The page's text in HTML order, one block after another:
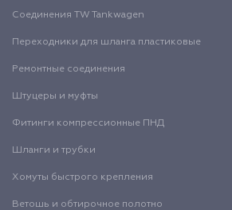
Соединения TW Tankwagen
Переходники для шланга пластиковые
Ремонтные соединения
Штуцеры и муфты
Фитинги компрессионные ПНД
Шланги и трубки
Хомуты быстрого крепления
Ветошь и обтирочное полотно